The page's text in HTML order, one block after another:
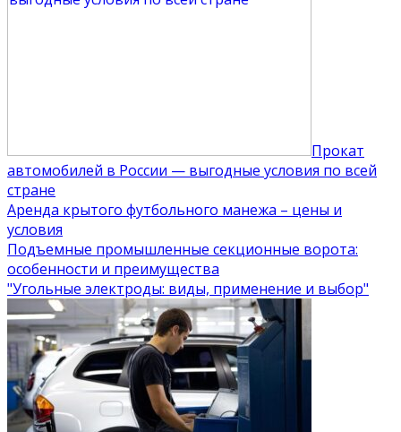
Прокат
автомобилей в России — выгодные условия по всей
стране
Аренда крытого футбольного манежа – цены и
условия
Подъемные промышленные секционные ворота:
особенности и преимущества
"Угольные электроды: виды, применение и выбор"